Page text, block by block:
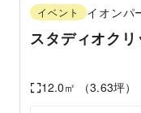
イベント イオンパ
スタディオク
12.0㎡ （3.63坪）